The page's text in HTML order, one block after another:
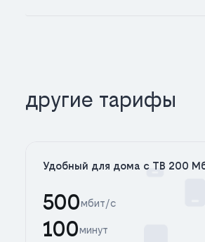
другие тарифы
Удобный для дома с ТВ 200
500мбит/с
100минут